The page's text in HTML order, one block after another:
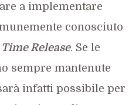
a implementare
conosciuto
Release. Se le
sempre mantenute
infatti possibile per